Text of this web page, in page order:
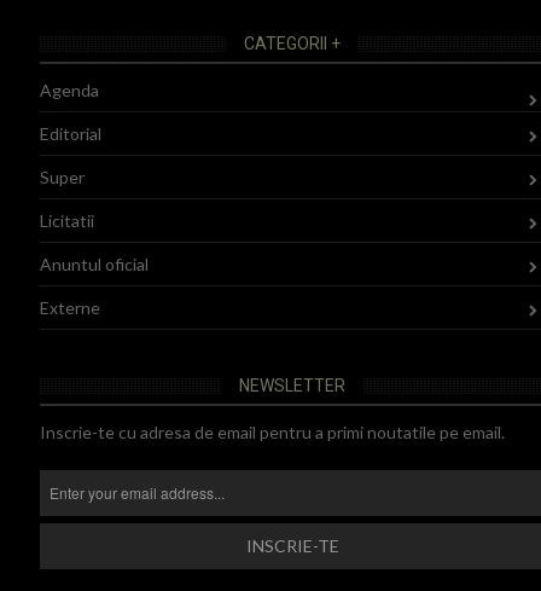
CATEGORII +
Agenda
Editorial
Super
Licitatii
Anuntul oficial
Externe
NEWSLETTER
Inscrie-te cu adresa de email pentru a primi noutatile pe email.